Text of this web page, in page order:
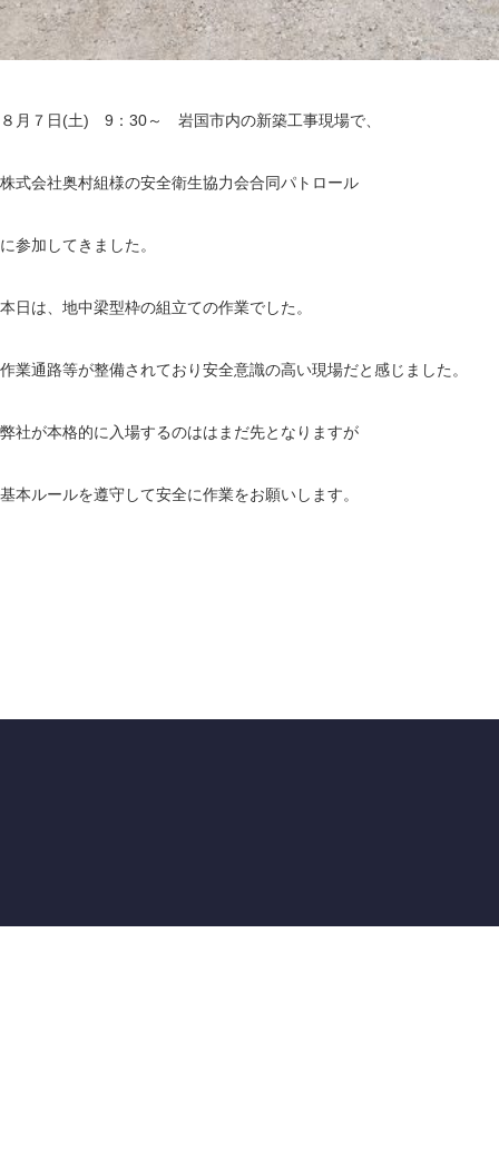
８月７日(土) 9：30～ 岩国市内の新築工事現場で、
株式会社奥村組様の安全衛生協力会合同パトロール
に参加してきました。
本日は、地中梁型枠の組立ての作業でした。
作業通路等が整備されており安全意識の高い現場だと感じました。
弊社が本格的に入場するのははまだ先となりますが
基本ルールを遵守して安全に作業をお願いします。